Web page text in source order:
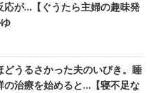
応が…【ぐうたら主婦の趣味発
どうるさかった夫のいびき。睡
の治療を始めると…【寝不足な